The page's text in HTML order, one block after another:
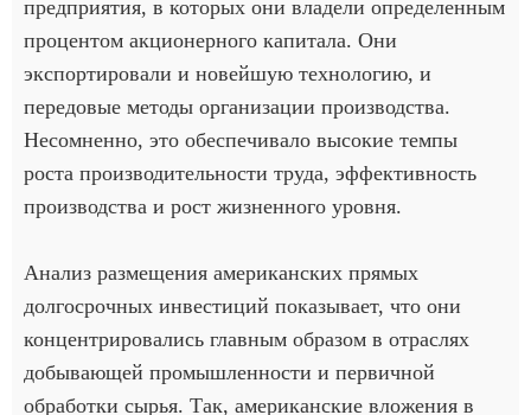
предприятия, в которых они владели определенным
процентом акционерного капитала. Они
экспортировали и новейшую технологию, и
передовые методы организации производства.
Несомненно, это обеспечивало высокие темпы
роста производительности труда, эффективность
производства и рост жизненного уровня.
Анализ размещения американских прямых
долгосрочных инвестиций показывает, что они
концентрировались главным образом в отраслях
добывающей промышленности и первичной
обработки сырья. Так, американские вложения в